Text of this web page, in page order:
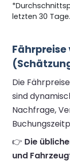
letzten 30
Fährpreise
Die
sind
Nachfrage,
👉 Die
und